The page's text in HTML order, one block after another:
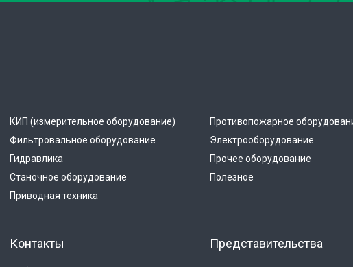
КИП (измерительное оборудование)
Фильтровальное оборудование
Гидравлика
Станочное оборудование
Приводная техника
Противопожарное
Электрооборудование
Прочее оборудование
Полезное
Контакты Представительства